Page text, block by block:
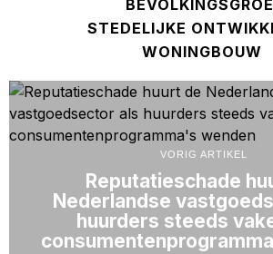
STEDELIJKE
WONINGBOUW
VORIG ARTIKEL
Reputatieschade
Nederlandse
huurders steeds